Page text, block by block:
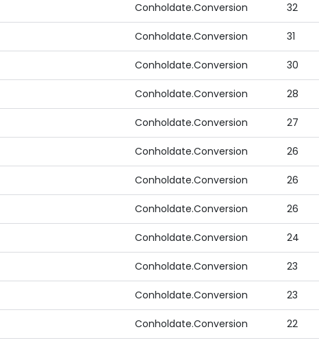
Conholdate.Conversion 32
Conholdate.Conversion 31
Conholdate.Conversion 30
Conholdate.Conversion 28
Conholdate.Conversion 27
Conholdate.Conversion 26
Conholdate.Conversion 26
Conholdate.Conversion 26
Conholdate.Conversion 24
Conholdate.Conversion 23
Conholdate.Conversion 23
Conholdate.Conversion 22